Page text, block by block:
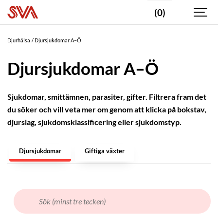
(0)
Djurhälsa Djursjukdomar A–Ö
Djursjukdomar A–Ö
Sjukdomar, smittämnen, parasiter, gifter. Filtrera fram det
du söker och vill veta mer om genom att klicka på bokstav,
djurslag, sjukdomsklassificering eller sjukdomstyp.
Djursjukdomar Giftiga växter
Valda
taggar
DJURSLAG
Fisk
Fjäderfä
vilda
Get
Gnagare